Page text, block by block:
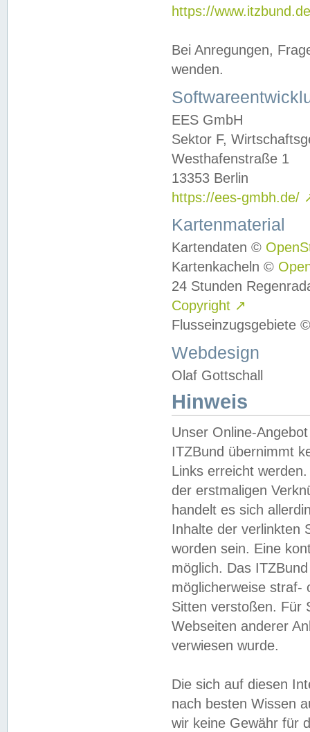
https://
Bei Anregungen,
wenden.
EES GmbH
Sektor F,
Westhafenstraße 1
13353 Berlin
https://ees-gmbh.de/
Kartenmaterial
Kartendaten ©
Kartenkacheln ©
24 Stunden
Copyright ↗
Flusseinzugsgebiete
Webdesign
Olaf Gottschall
Hinweis
Unser Online-
ITZBund übernimmt
Links erreicht
der erstmaligen
handelt es sich
Inhalte der verlinkten
worden sein. Eine
möglich. Das
möglicherweise straf-
Sitten verstoßen. Für
Webseiten anderer
verwiesen wurde.
Die sich auf diesen
nach besten Wissen
wir keine Gewähr für